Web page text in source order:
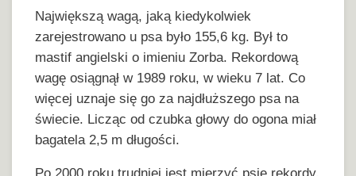
Największą wagą, jaką kiedykolwiek
zarejestrowano u psa było 155,6 kg. Był to
mastif angielski o imieniu Zorba. Rekordową
wagę osiągnął w 1989 roku, w wieku 7 lat. Co
więcej uznaje się go za najdłuższego psa na
świecie. Licząc od czubka głowy do ogona miał
bagatela 2,5 m długości.